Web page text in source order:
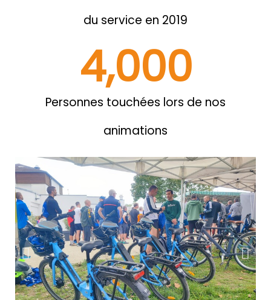
du service en 2019
4,000
Personnes touchées lors de nos
animations